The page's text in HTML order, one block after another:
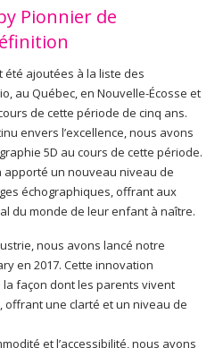
Pionnier de
ajoutées à la liste des
au Québec, en Nouvelle-Écosse et
de cette période de cinq ans.
envers l’excellence, nous avons
5D au cours de cette période.
apporté un nouveau niveau de
échographiques, offrant aux
du monde de leur enfant à naître.
nous avons lancé notre
en 2017. Cette innovation
façon dont les parents vivent
offrant une clarté et un niveau de
et l’accessibilité, nous avons